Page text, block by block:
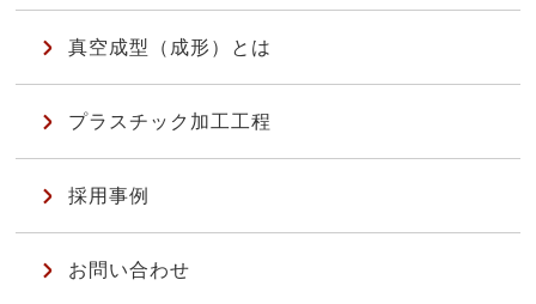
真空成型（成形）とは
プラスチック加工工程
採用事例
お問い合わせ